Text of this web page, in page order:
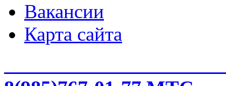
Вакансии
Карта сайта